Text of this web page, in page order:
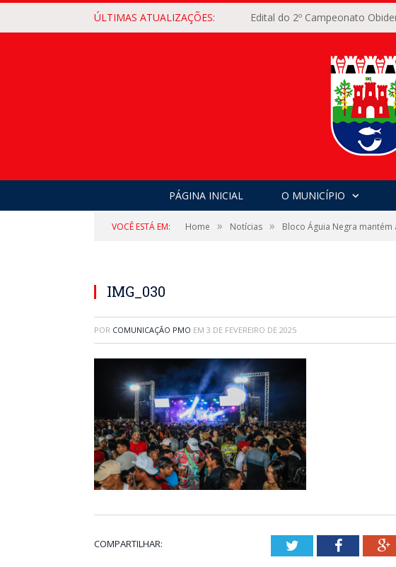
ÚLTIMAS ATUALIZAÇÕES: Edital do 2º Campeonato
PÁGINA INICIAL O MUNICÍPIO
VOCÊ ESTÁ EM: Home » Notícias » Bloco Águia Negra
IMG_030
POR COMUNICAÇÃO PMO EM 3 DE FEVEREIRO DE 2025
COMPARTILHAR: TwitterFacebook